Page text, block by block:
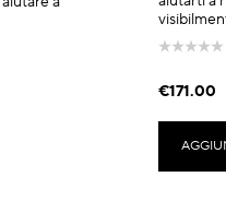
€171.00